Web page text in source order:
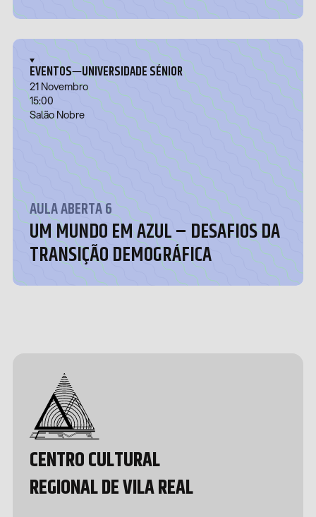
EVENTOS—UNIVERSIDADE SÉNIOR
21 Novembro
15:00
Salão Nobre
AULA ABERTA 6
UM MUNDO EM AZUL – DESAFIOS DA
TRANSIÇÃO DEMOGRÁFICA
CENTRO CULTURAL
REGIONAL DE VILA REAL
Development
Quental